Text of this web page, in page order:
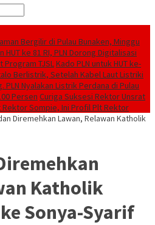
Bergilir di Pulau Bunaken, Minggu
HUT ke 81 RI, PLN Dorong Digitalisasi
Program TJSLKado PLN untuk HUT ke-
Berlistrik, Setelah Kabel Laut Listriki
PLN Nyalakan Listrik Perdana di Pulau
Persen Curiga Suksesi Rektor Unsrat
Sompie, Ini Profil Plt Rektor
Diremehkan Lawan, Relawan Katholik
Katholik
Sonya-Syarif